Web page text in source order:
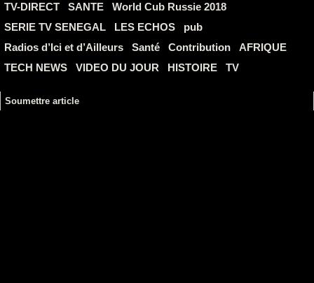
TV-DIRECT
SANTE
World Cub Russie 2018
SERIE TV SENEGAL
LES ECHOS
pub
Radios d’Ici et d’Ailleurs
Santé Contribution
AFRIQUE
TECH NEWS
VIDEO DU JOUR HISTOIRE TV
Soumettre article